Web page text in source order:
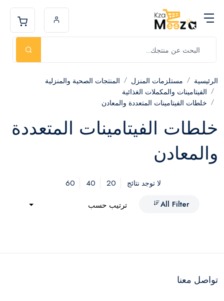
الرئيسية مستلزمات المنزل
المنتجات الصحية والمنزلية
الفيتامينات والمكملات الغذائية
خلطات الفيتامينات المتعددة والمعادن
خلطات الفيتامينات المتعددة
والمعادن
لا توجد نتائج 20
40
60
All Filter
ترتيب حسب
تواصل معنا